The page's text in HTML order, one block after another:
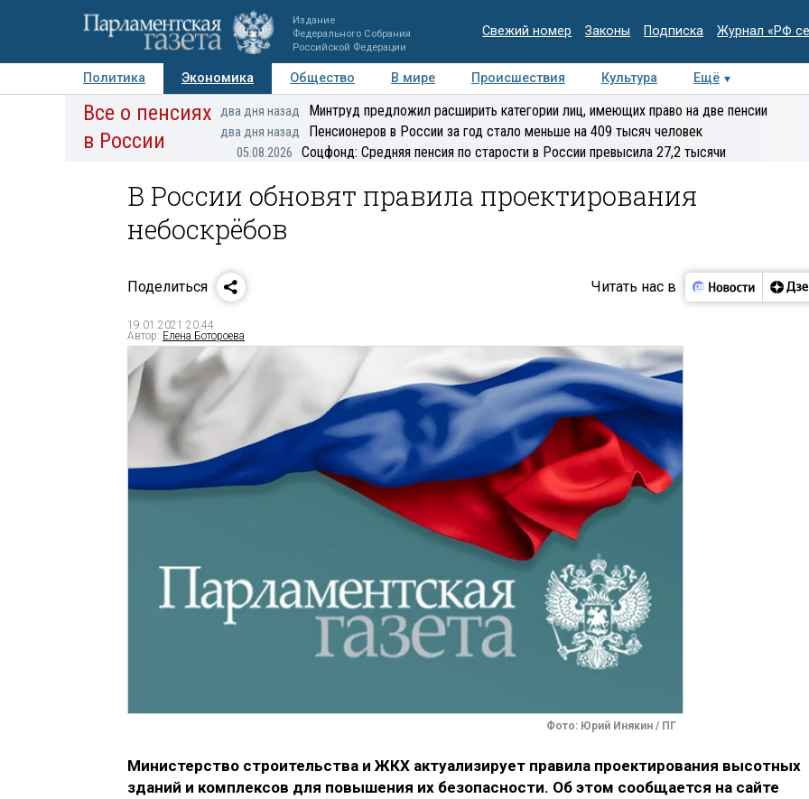
Издание
Федерального Собрания
Российской Федерации
Свежий номер Законы Подписка Журнал «РФ
Политика Экономика Общество В мире Происшествия Культура
Ещё
Авторы Персоны Мнения Регионы Медиацентр Интервью Колумнисты
Все о пенсиях
в России
два дня назад Минтруд предложил расширить категории лиц, имеющих право на две пенсии
два дня назад Пенсионеров в России за год стало меньше на 409 тысяч человек
05.08.2026 Соцфонд: Средняя пенсия по старости в России превысила 27,2 тысячи
В России обновят правила проектирования
небоскрёбов
Поделиться Читать нас в
19.01.2021 20:44
Автор: Елена Ботороева
Фото: Юрий Инякин / ПГ
Министерство строительства и ЖКХ актуализирует правила проектирования высотных
зданий и комплексов для повышения их безопасности. Об этом сообщается на сайте